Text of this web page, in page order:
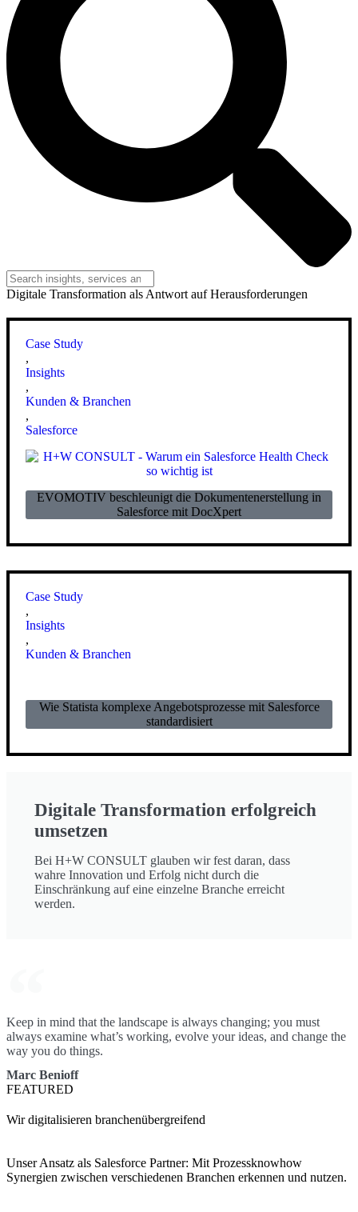
Digitale Transformation als Antwort auf Herausforderungen
Case Study
,
Insights
,
Kunden & Branchen
,
Salesforce
EVOMOTIV beschleunigt die Dokumentenerstellung in
Salesforce mit DocXpert
Case Study
,
Insights
,
Kunden & Branchen
Wie Statista komplexe Angebotsprozesse mit Salesforce
standardisiert
Digitale Transformation erfolgreich
umsetzen
Bei H+W CONSULT glauben wir fest daran, dass
wahre Innovation und Erfolg nicht durch die
Einschränkung auf eine einzelne Branche erreicht
werden.
Keep in mind that the landscape is always changing; you must
always examine what’s working, evolve your ideas, and change the
way you do things.
Marc Benioff
FEATURED
Wir digitalisieren branchenübergreifend
Unser Ansatz als Salesforce Partner: Mit Prozessknowhow
Synergien zwischen verschiedenen Branchen erkennen und nutzen.